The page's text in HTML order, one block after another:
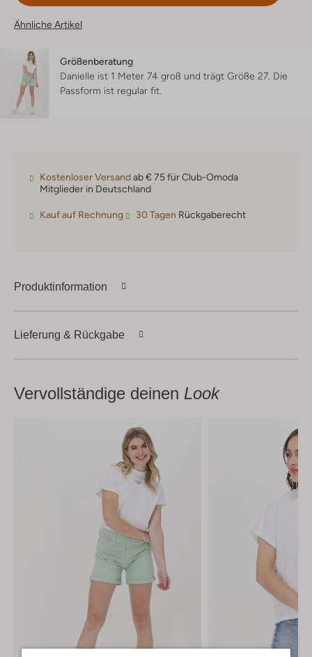
Ähnliche Artikel
Größenberatung
Danielle ist 1 Meter 74 groß und trägt Größe 27. Die
Passform ist regular fit
Kostenloser Versandab € 75 für Club-Omoda
Mitglieder in Deutschland
Kauf auf Rechnung 30 Tagen Rückgaberecht
Produktinformation
Lieferung & Rückgabe
Vervollständige deinen Look